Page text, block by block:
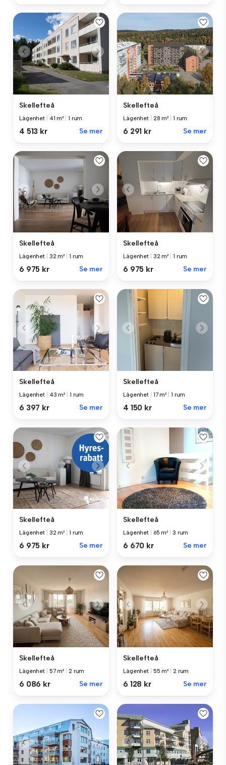
Skellefteå
Lägenhet 41 m² 1 rum
4 513 kr Se mer
Skellefteå
Lägenhet 28 m² 1 rum
6 291 kr Se mer
Skellefteå
Lägenhet 32 m² 1 rum
6 975 kr Se mer
Skellefteå
Lägenhet 32 m² 1 rum
6 975 kr Se mer
Skellefteå
Lägenhet 43 m² 1 rum
6 397 kr Se mer
Skellefteå
Lägenhet 17 m² 1 rum
4 150 kr Se mer
Skellefteå
Lägenhet 32 m² 1 rum
6 975 kr Se mer
Skellefteå
Lägenhet 65 m² 3 rum
6 670 kr Se mer
Skellefteå
Lägenhet 57 m² 2 rum
6 086 kr Se mer
Skellefteå
Lägenhet 55 m² 2 rum
6 128 kr Se mer